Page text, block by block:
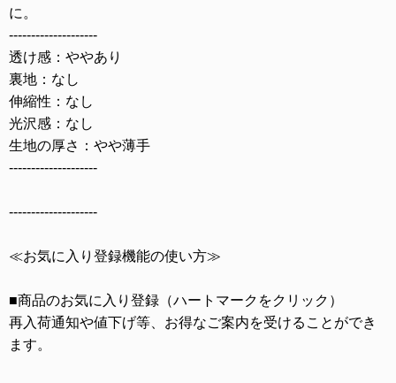
に。
--------------------
透け感：ややあり
裏地：なし
伸縮性：なし
光沢感：なし
生地の厚さ：やや薄手
--------------------
--------------------
≪お気に入り登録機能の使い方≫
■商品のお気に入り登録（ハートマークをクリック）
再入荷通知や値下げ等、お得なご案内を受けることができ
ます。